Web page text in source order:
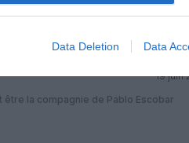
Data Deletion Data
19 juin
être la compagnie de Pablo Escobar